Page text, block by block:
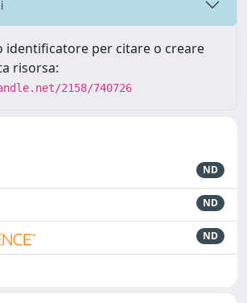
identificatore per citare o creare
risorsa:
2158/740726
ND
ND
ND